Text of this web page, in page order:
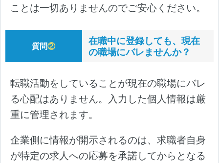
ことは一切ありませんのでご安心ください。
質問②
在職中に登録しても、現在
の職場にバレませんか？
転職活動をしていることが現在の職場にバレ
る心配はありません。入力した個人情報は厳
重に管理されます。
企業側に情報が開示されるのは、求職者自身
が特定の求人への応募を承諾してからとなる